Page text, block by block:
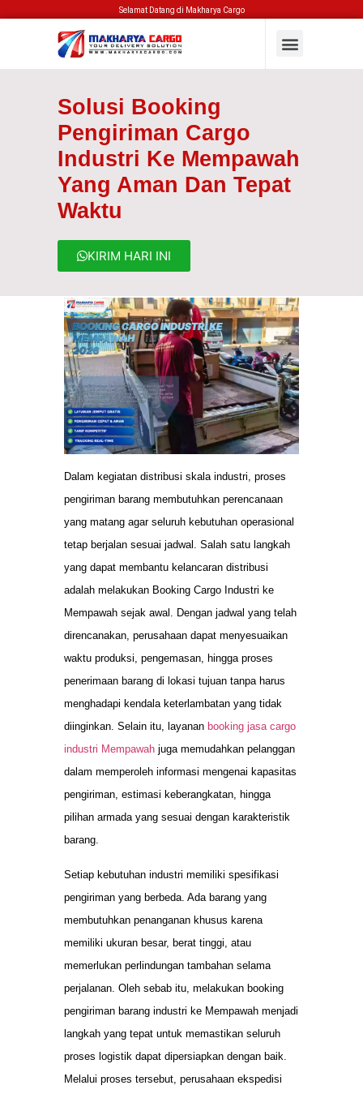
Selamat Datang di Makharya Cargo
Solusi Booking
Pengiriman Cargo
Industri Ke Mempawah
Yang Aman Dan Tepat
Waktu
KIRIM HARI INI
Dalam kegiatan distribusi skala industri, proses
pengiriman barang membutuhkan perencanaan
yang matang agar seluruh kebutuhan operasional
tetap berjalan sesuai jadwal. Salah satu langkah
yang dapat membantu kelancaran distribusi
adalah melakukan Booking Cargo Industri ke
Mempawah sejak awal. Dengan jadwal yang telah
direncanakan, perusahaan dapat menyesuaikan
waktu produksi, pengemasan, hingga proses
penerimaan barang di lokasi tujuan tanpa harus
menghadapi kendala keterlambatan yang tidak
diinginkan. Selain itu, layanan booking jasa cargo
industri Mempawah juga memudahkan pelanggan
dalam memperoleh informasi mengenai kapasitas
pengiriman, estimasi keberangkatan, hingga
pilihan armada yang sesuai dengan karakteristik
barang.
Setiap kebutuhan industri memiliki spesifikasi
pengiriman yang berbeda. Ada barang yang
membutuhkan penanganan khusus karena
memiliki ukuran besar, berat tinggi, atau
memerlukan perlindungan tambahan selama
perjalanan. Oleh sebab itu, melakukan booking
pengiriman barang industri ke Mempawah menjadi
langkah yang tepat untuk memastikan seluruh
proses logistik dapat dipersiapkan dengan baik.
Melalui proses tersebut, perusahaan ekspedisi